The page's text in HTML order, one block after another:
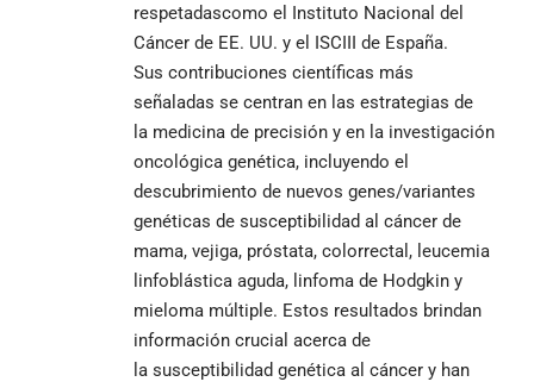
respetadascomo el Instituto Nacional del
Cáncer de EE. UU. y el ISCIII de España.
Sus contribuciones científicas más
señaladas se centran en las estrategias de
la medicina de precisión y en la investigación
oncológica genética, incluyendo el
descubrimiento de nuevos genes/variantes
genéticas de susceptibilidad al cáncer de
mama, vejiga, próstata, colorrectal, leucemia
linfoblástica aguda, linfoma de Hodgkin y
mieloma múltiple. Estos resultados brindan
información crucial acerca de
la susceptibilidad genética al cáncer y han